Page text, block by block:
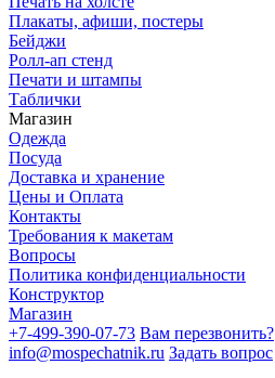
Плакаты, афиши, постеры
Бейджи
Ролл-ап стенд
Печати и штампы
Таблички
Магазин
Одежда
Посуда
Доставка и хранение
Цены и Оплата
Контакты
Требования к макетам
Вопросы
Политика конфиденциальности
Конструктор
Магазин
+7-499-390-07-73 Вам перезвонить?
info@mospechatnik.ru Задать вопрос